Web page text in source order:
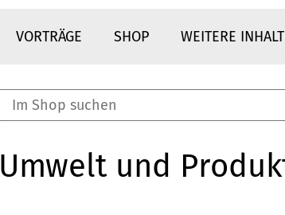
VORTRÄGE SHOP WEITERE
Umwelt und